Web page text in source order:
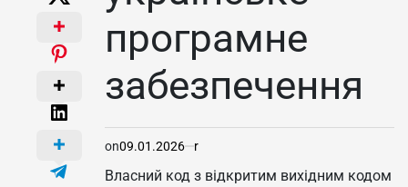
програмне
забезпечення
on09.01.2026 r
Власний код з відкритим вихідним кодом